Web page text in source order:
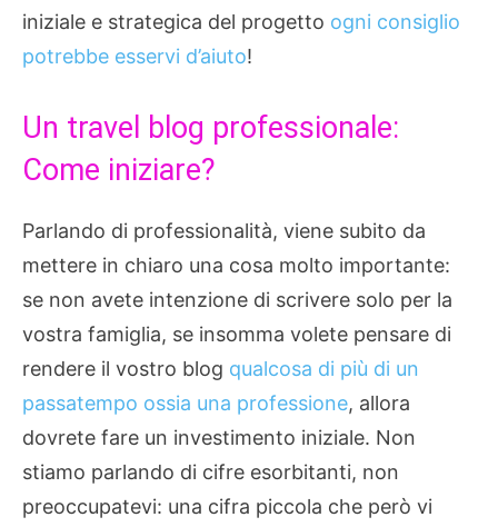
iniziale e strategica del progetto ogni consiglio
potrebbe esservi d’aiuto!
Un travel blog professionale:
Come iniziare?
Parlando di professionalità, viene subito da
mettere in chiaro una cosa molto importante:
se non avete intenzione di scrivere solo per la
vostra famiglia, se insomma volete pensare di
rendere il vostro blog qualcosa di più di un
passatempo ossia una professione, allora
dovrete fare un investimento iniziale. Non
stiamo parlando di cifre esorbitanti, non
preoccupatevi: una cifra piccola che però vi